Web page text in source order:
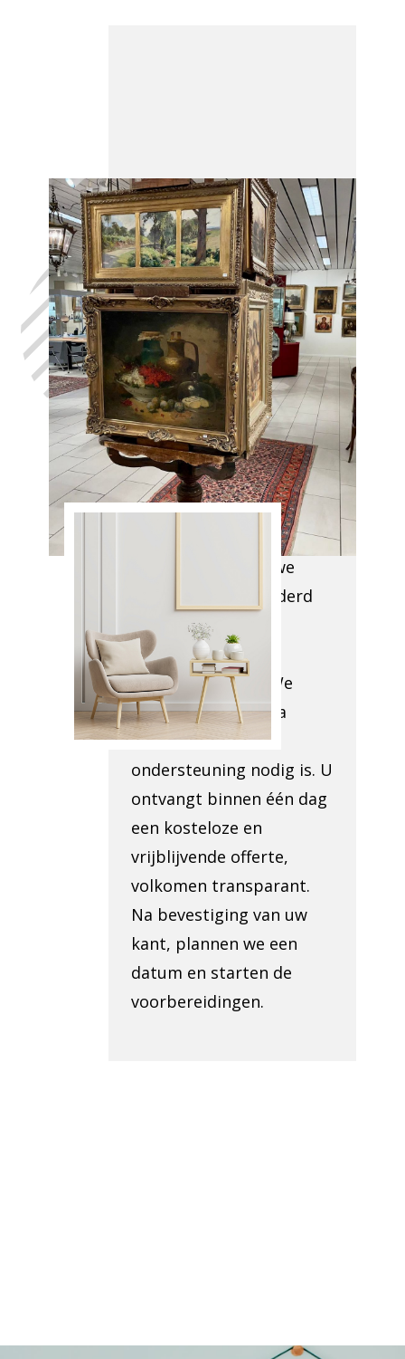
Laat uw huis
leegmaken
Adegem, in het
volste
vertrouwen,
met de hulp
van Antiek
Opkoper
Adegem
Aangekomen op uw
locatie, evalueren we
grondig wat verwijderd
dient te worden en
bekijken de
toegankelijkheid. We
beoordelen of extra
administratieve
ondersteuning nodig is. U
ontvangt binnen één dag
een kosteloze en
vrijblijvende offerte,
volkomen transparant.
Na bevestiging van uw
kant, plannen we een
datum en starten de
voorbereidingen.